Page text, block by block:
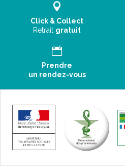
Click & Collect
Retrait gratuit
Prendre
un rendez-vous